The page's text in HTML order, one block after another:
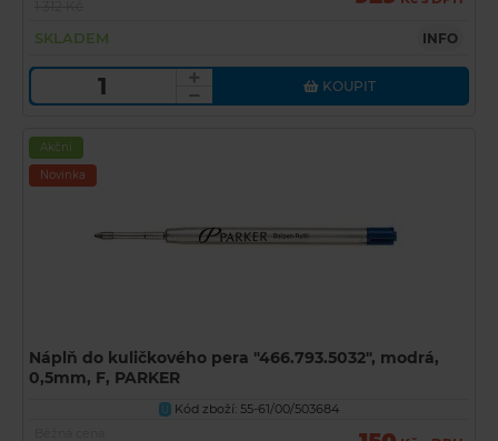
SKLADEM INFO
KOUPIT
Akční
Novinka
Náplň do kuličkového pera "466.793.5032", modrá,
0,5mm, F, PARKER
U
Kód zboží: 55-61/00/503684